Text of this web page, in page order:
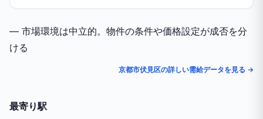
— 市場環境は中立的。物件の条件や価格設定が成否を分
ける
京都市伏見区の詳しい需給データを見る →
最寄り駅